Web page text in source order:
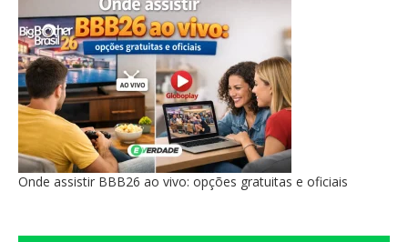
Onde assistir BBB26 ao vivo: opções gratuitas e oficiais